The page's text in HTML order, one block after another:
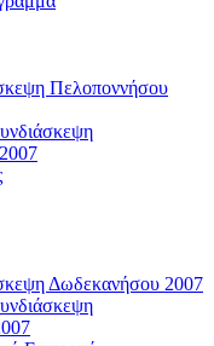
Πελοποννήσου
Δωδεκανήσου 2007